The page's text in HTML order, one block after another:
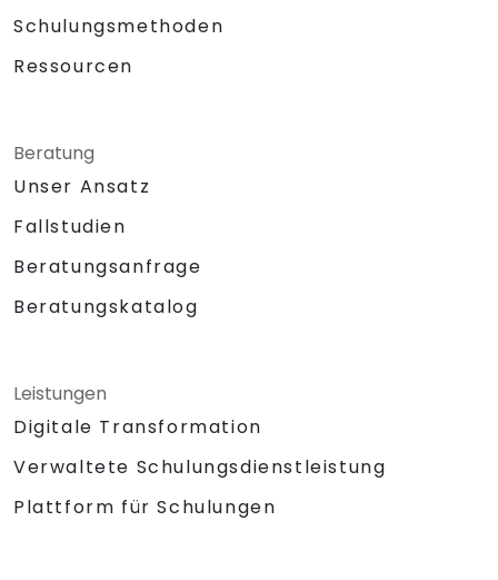
Schulungsmethoden
Ressourcen
Beratung
Unser Ansatz
Fallstudien
Beratungsanfrage
Beratungskatalog
Leistungen
Digitale Transformation
Verwaltete Schulungsdienstleistung
Plattform für Schulungen